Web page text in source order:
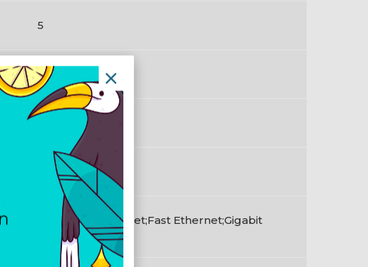
5
1
Igen
2.5 Gigabit Ethernet;Fast Ethernet;Gigabit
Ethernet